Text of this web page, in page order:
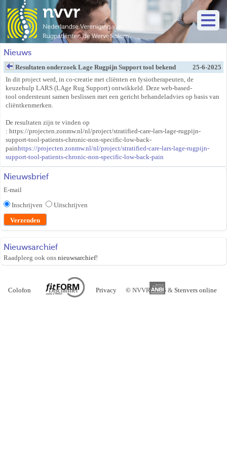
Nieuws
Resultaten onderzoek Lage Rugpijn Support tool bekend
25-6-2025
In dit project werd, in co-creatie met cliënten en fysiotherapeuten, de
keuzehulp LARS (LAge Rug Support) ontwikkeld. Deze web-based-
tool ondersteunt samen beslissen met een gericht behandeladvies op basis van
cliëntkenmerken.
De resultaten zijn te vinden op
: https://projecten.zonmw.nl/nl/project/stratified-care-lars-lage-rugpijn-
support-tool-patients-chronic-non-specific-low-back-
painhttps://projecten.zonmw.nl/nl/project/stratified-care-lars-lage-rugpijn-
support-tool-patients-chronic-non-specific-low-back-pain
Nieuwsbrief
E-mail
Inschrijven
Uitschrijven
Nieuwsarchief
Raadpleeg ook ons nieuwsarchief!
© NVVR 2026 & Stenvers online
Colofon Disclaimer Privacy